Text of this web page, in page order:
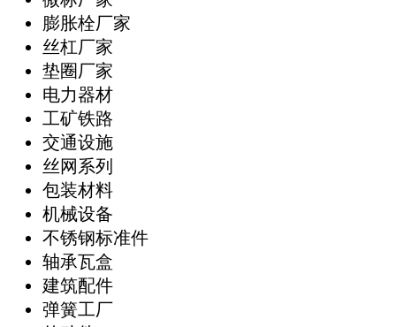
膨胀栓厂家
丝杠厂家
垫圈厂家
电力器材
工矿铁路
交通设施
丝网系列
包装材料
机械设备
不锈钢标准件
轴承瓦盒
建筑配件
弹簧工厂